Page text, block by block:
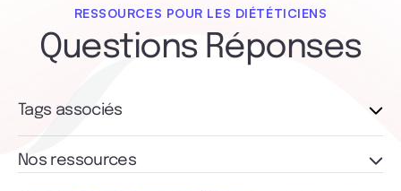
RESSOURCES POUR LES DIÉTÉTICIENS
Questions Réponses
Tags associés
Nos ressources